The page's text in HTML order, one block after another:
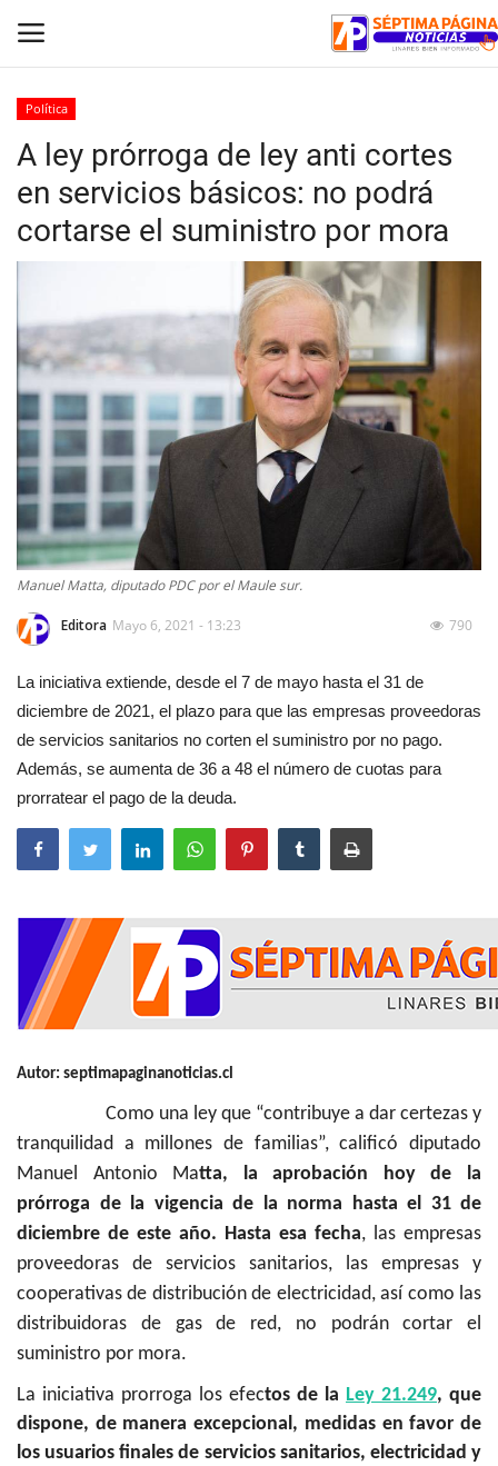
Inicio
Crónica
Policial
Tribunales
Deporte
Política
Espectáculos
Política
A ley prórroga de ley anti cortes
en servicios básicos: no podrá
cortarse el suministro por mora
Manuel Matta, diputado PDC por el Maule sur.
Editora Mayo 6, 2021 - 13:23 790
La iniciativa extiende, desde el 7 de mayo hasta el 31 de
diciembre de 2021, el plazo para que las empresas proveedoras
de servicios sanitarios no corten el suministro por no pago.
Además, se aumenta de 36 a 48 el número de cuotas para
prorratear el pago de la deuda.
Autor: septimapaginanoticias.cl
Como una ley que “contribuye a dar certezas y
tranquilidad a millones de familias”, calificó diputado
Manuel Antonio Matta, la aprobación hoy de la
prórroga de la vigencia de la norma hasta el 31 de
diciembre de este año. Hasta esa fecha, las empresas
proveedoras de servicios sanitarios, las empresas y
cooperativas de distribución de electricidad, así como las
distribuidoras de gas de red, no podrán cortar el
suministro por mora.
La iniciativa prorroga los efectos de la Ley 21.249, que
dispone, de manera excepcional, medidas en favor de
los usuarios finales de servicios sanitarios, electricidad y